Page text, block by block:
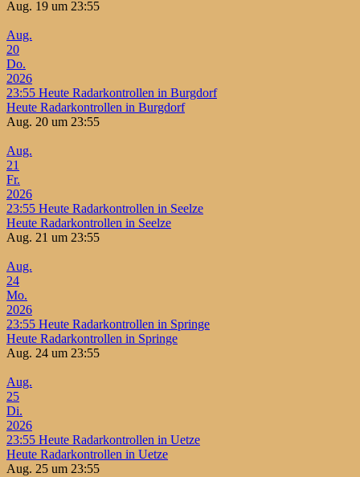
Aug. 19 um 23:55
Aug.
20
Do.
2026
23:55 Heute Radarkontrollen in Burgdorf
Heute Radarkontrollen in Burgdorf
Aug. 20 um 23:55
Aug.
21
Fr.
2026
23:55 Heute Radarkontrollen in Seelze
Heute Radarkontrollen in Seelze
Aug. 21 um 23:55
Aug.
24
Mo.
2026
23:55 Heute Radarkontrollen in Springe
Heute Radarkontrollen in Springe
Aug. 24 um 23:55
Aug.
25
Di.
2026
23:55 Heute Radarkontrollen in Uetze
Heute Radarkontrollen in Uetze
Aug. 25 um 23:55